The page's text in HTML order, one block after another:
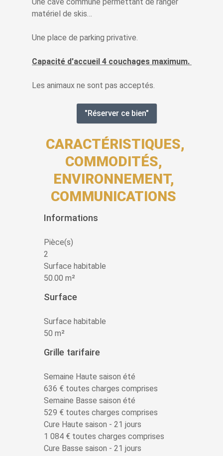
matériel de skis…
Une place de parking privative.
Capacité d'accueil 4 couchages maximum.
Les animaux ne sont pas acceptés.
"Réserver ce bien"
CARACTÉRISTIQUES,
COMMODITÉS,
ENVIRONNEMENT,
COMMUNICATIONS
Informations
Pièce(s)
2
Surface habitable
50.00 m²
Surface
Surface habitable
50 m²
Grille tarifaire
Semaine Haute saison été
636 € toutes charges comprises
Semaine Basse saison été
529 € toutes charges comprises
Cure Haute saison - 21 jours
1 084 € toutes charges comprises
Cure Basse saison - 21 jours